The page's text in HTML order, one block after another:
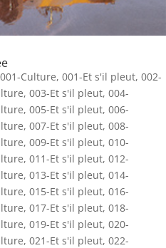
001-Culture, 001-Et s'il pleut, 002-
, 003-Et s'il pleut, 004-
, 005-Et s'il pleut, 006-
, 007-Et s'il pleut, 008-
, 009-Et s'il pleut, 010-
, 011-Et s'il pleut, 012-
, 013-Et s'il pleut, 014-
, 015-Et s'il pleut, 016-
, 017-Et s'il pleut, 018-
, 019-Et s'il pleut, 020-
, 021-Et s'il pleut, 022-